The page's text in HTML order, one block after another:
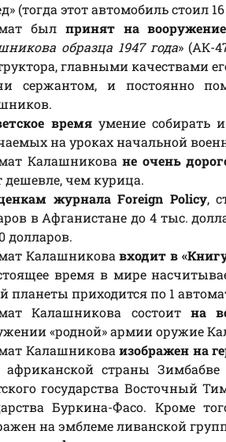
(тогда этот автомобиль стоил
был принят на вооружение
образца 1947 года» (АК-
главными качествами
сержантом, и постоянно
времяумение собирать
на уроках начальной
Калашниковане очень
дешевле, чем курица.
журнала Foreign Policy,
в Афганистане до 4 тыс.
долларов.
Калашниковавходит в
время в мире
планеты приходится по 1
Калашникова состоит на
«родной» армии оружие
Калашниковаизображен на
африканской страны
государства Восточный
Буркина-Фасо. Кроме
на эмблеме ливанской